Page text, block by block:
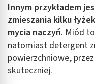
Innym przykładem
zmieszania kilku
mycia naczyń. Miód
natomiast detergent
powierzchniowe,
skuteczniej.